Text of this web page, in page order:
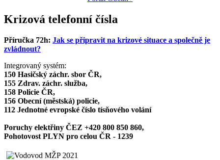
Krizová telefonní čísla
Příručka 72h: Jak se připravit na krizové situace a společně je
zvládnout?
Integrovaný systém:
150 Hasičský záchr. sbor ČR,
155 Zdrav. záchr. služba,
158 Policie ČR,
156 Obecní (městská) policie,
112 Jednotné evropské číslo tísňového volání
Poruchy elektřiny ČEZ +420 800 850 860,
Pohotovost PLYN pro celou ČR - 1239